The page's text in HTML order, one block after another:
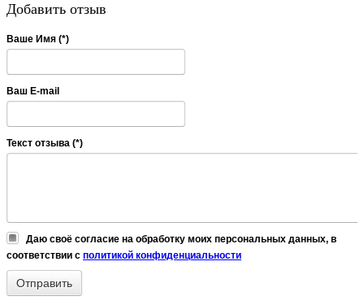
Добавить отзыв
Ваше Имя (*)
Ваш E-mail
Текст отзыва (*)
Даю своё согласие на обработку моих персональных данных, в
соответствии с политикой конфиденциальности